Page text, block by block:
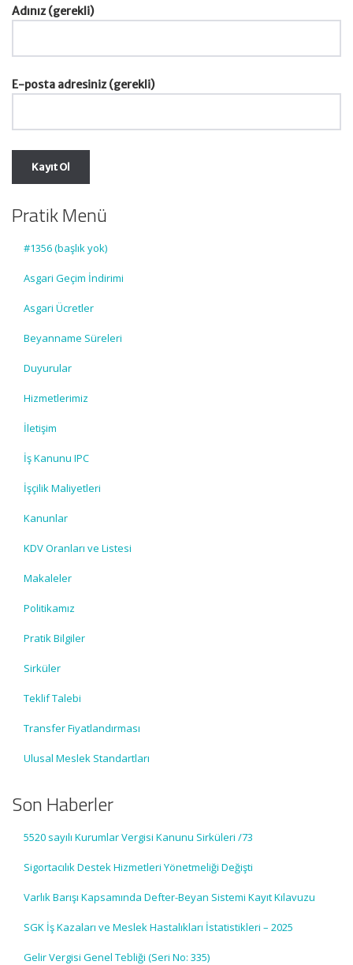
Adınız (gerekli)
E-posta adresiniz (gerekli)
Pratik Menü
#1356 (başlık yok)
Asgari Geçim İndirimi
Asgari Ücretler
Beyanname Süreleri
Duyurular
Hizmetlerimiz
İletişim
İş Kanunu IPC
İşçilik Maliyetleri
Kanunlar
KDV Oranları ve Listesi
Makaleler
Politikamız
Pratik Bilgiler
Sirküler
Teklif Talebi
Transfer Fiyatlandırması
Ulusal Meslek Standartları
Son Haberler
5520 sayılı Kurumlar Vergisi Kanunu Sirküleri /73
Sigortacılık Destek Hizmetleri Yönetmeliği Değişti
Varlık Barışı Kapsamında Defter-Beyan Sistemi Kayıt Kılavuzu
SGK İş Kazaları ve Meslek Hastalıkları İstatistikleri – 2025
Gelir Vergisi Genel Tebliği (Seri No: 335)